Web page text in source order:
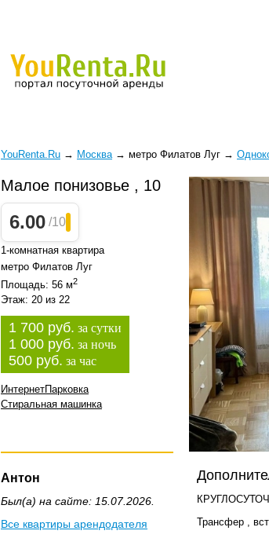
YouRenta.Ru → Москва → метро Филатов Луг →
Малое понизовье , 10
6.00 /10
1-комнатная квартира
метро Филатов Луг
Площадь: 56 м2
Этаж: 20 из 22
1 700 руб. за сутки
1 000 руб. за ночь
500 руб. за час
ИнтернетПарковка
Стиральная машинка
Антон
Был(а) на сайте: 15.07.2026.
Все квартиры арендодателя
Трансфер ,